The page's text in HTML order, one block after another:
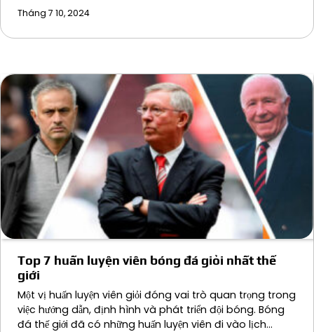
Tháng 7 10, 2024
Top 7 huấn luyện viên bóng đá giỏi nhất thế
giới
Một vị huấn luyện viên giỏi đóng vai trò quan trọng trong
việc hướng dẫn, định hình và phát triển đội bóng. Bóng
đá thế giới đã có những huấn luyện viên đi vào lịch…